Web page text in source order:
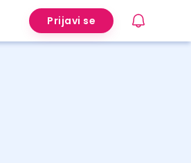
Prijavi se